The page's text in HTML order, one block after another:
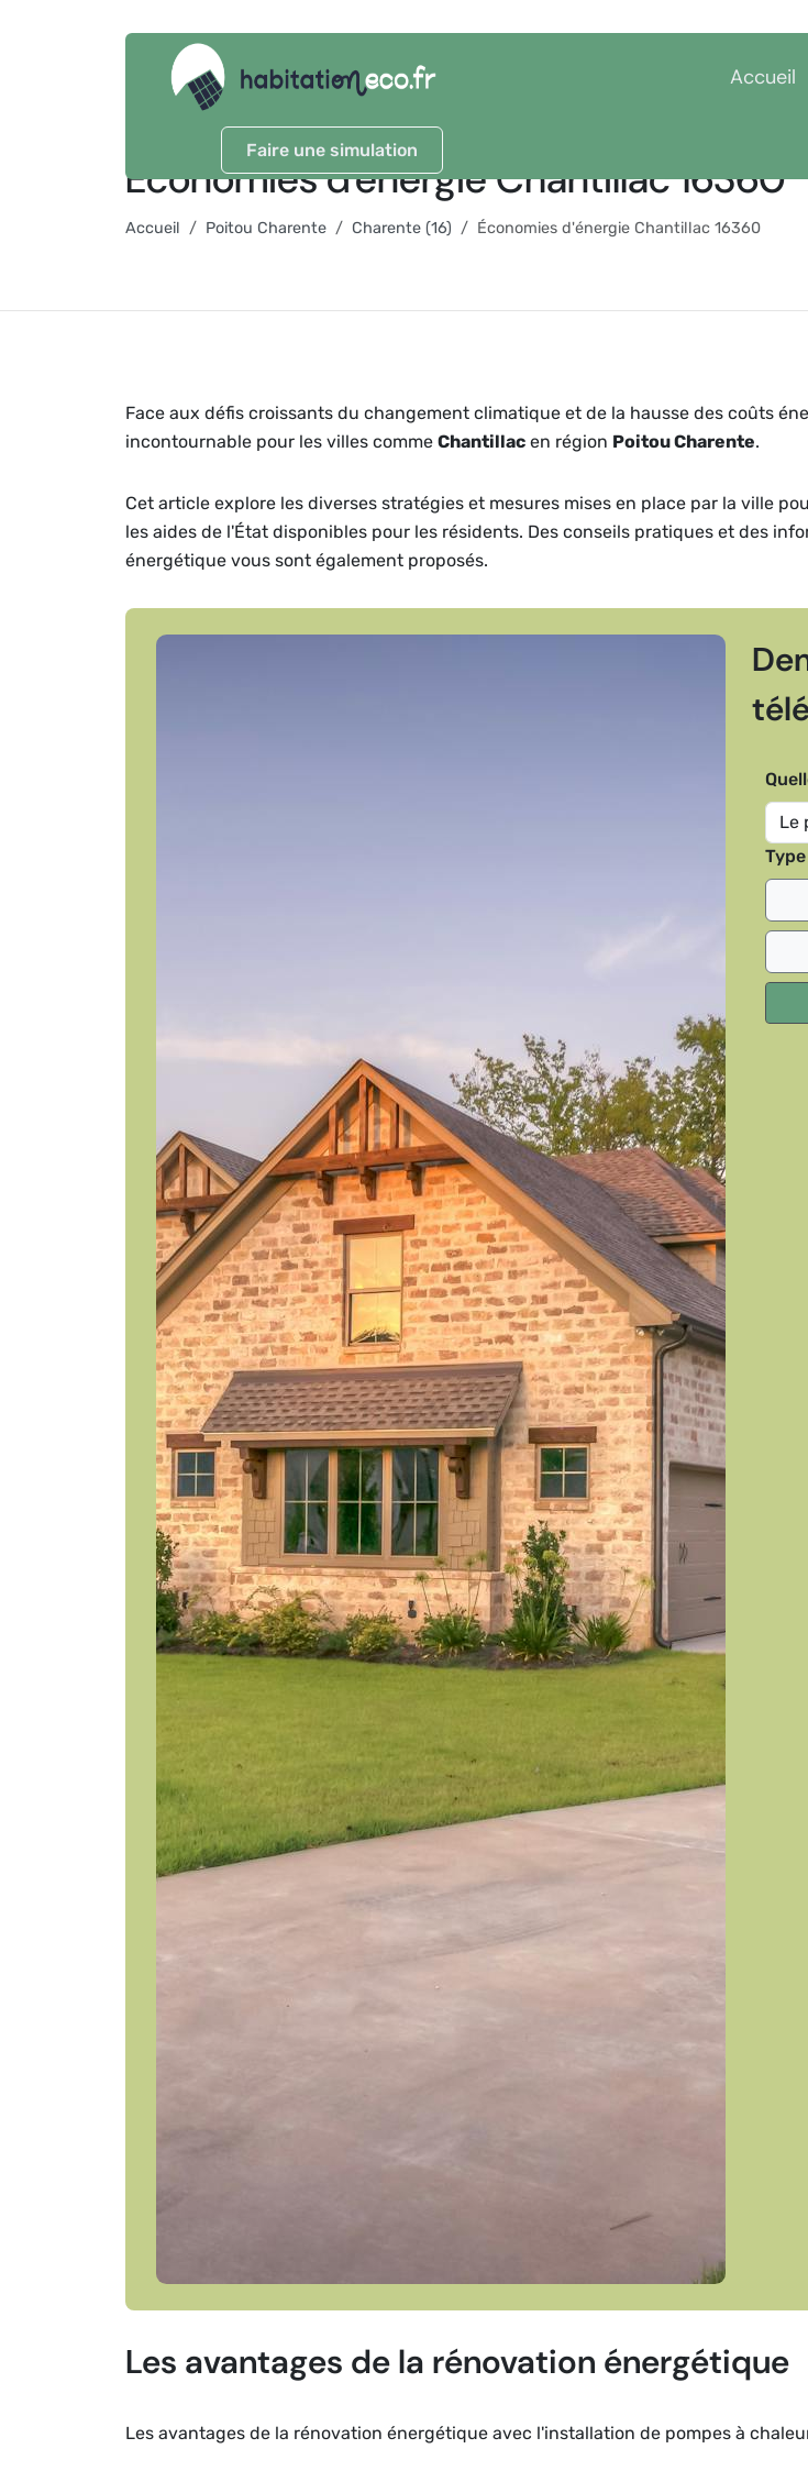
Faire une simulation
Accueil
Économies d'énergie Chantillac 16360
Accueil Poitou Charente Charente (16) Économies d'énergie Chantillac 16360
Face aux défis croissants du changement climatique et de la hausse des coûts
incontournable pour les villes comme Chantillac en région Poitou Charente.
Cet article explore les diverses stratégies et mesures mises en place par la ville
les aides de l'État disponibles pour les résidents. Des conseils pratiques et des
énergétique vous sont également proposés.
Les avantages de la rénovation énergétique
Les avantages de la rénovation énergétique avec l'installation de pompes à